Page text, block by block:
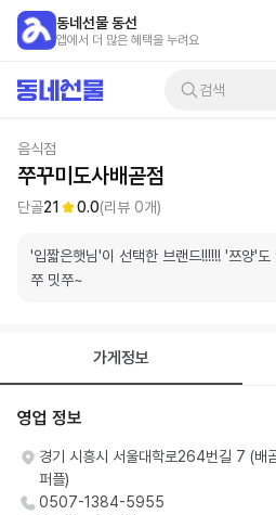
동네선물 동선
앱에서 더 많은 혜택을 누려요
검색
음식점
쭈꾸미도사배곧점
단골21 0.0(리뷰 0개)
'입짧은햇님'이 선택한 브랜드!!!!!! '쯔양'
쭈 밋쭈~
가게정보
영업 정보
경기 시흥시 서울대학로264번길 7 (배
퍼플)
0507-1384-5955